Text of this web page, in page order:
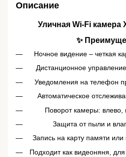
Описание
Уличная Wi-Fi камера
✨
Ночное видение – четкая
Дистанционное
Уведомления на телефон
Автоматическое
Поворот камеры: влево,
Защита от пыли и
Запись на карту памяти
Подходит как видеоняня,